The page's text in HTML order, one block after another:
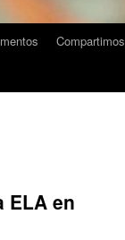
Compartimos
ELA en